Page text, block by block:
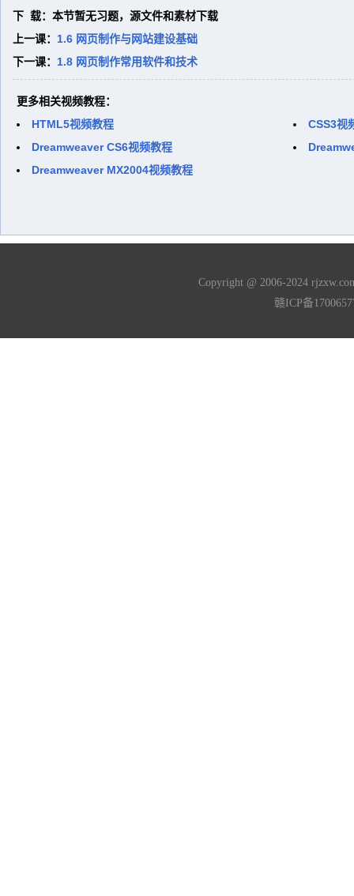
下 载：本节暂无习题，源文件和素材下载
上一课： 1.6 网页制作与网站建设基础
下一课： 1.8 网页制作常用软件和技术
更多相关视频教程：
HTML5视频教程
CSS3视
Dreamweaver CS6视频教程
Dreamweaver MX2004视频教程
Copyright @ 2006-2024
赣ICP备